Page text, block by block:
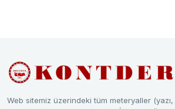
Web sitemiz üzerindeki tüm meteryaller